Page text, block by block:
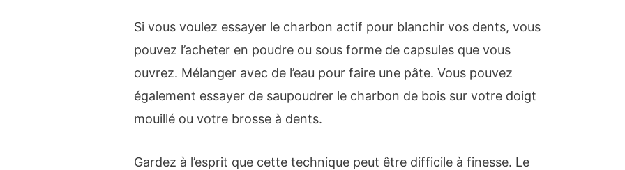
Si vous voulez essayer le charbon actif pour blanchir vos dents, vous
pouvez l’acheter en poudre ou sous forme de capsules que vous
ouvrez. Mélanger avec de l’eau pour faire une pâte. Vous pouvez
également essayer de saupoudrer le charbon de bois sur votre doigt
mouillé ou votre brosse à dents.
Gardez à l’esprit que cette technique peut être difficile à finesse. Le